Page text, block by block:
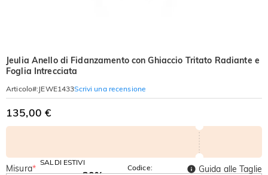
Jeulia Anello di Fidanzamento con Ghiaccio Tritato Radiante e
Foglia Intrecciata
Articolo#: JEWE1433Scrivi una recensione
135,00 €
SALDI ESTIVI
Codice:
Misura*
Guida alle Taglie